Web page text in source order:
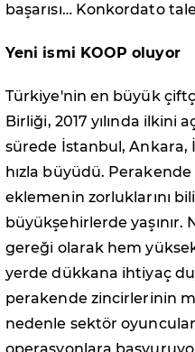
başarısı… Konkordato
Yeni ismi KOOP oluyor
Türkiye'nin en büyük
Birliği, 2017 yılında ilkini
sürede İstanbul, Ankara,
hızla büyüdü.
eklemenin zorluklarını
büyükşehirlerde
gereği olarak hem
yerde dükkana ihtiyaç
perakende zincirlerinin
nedenle sektör